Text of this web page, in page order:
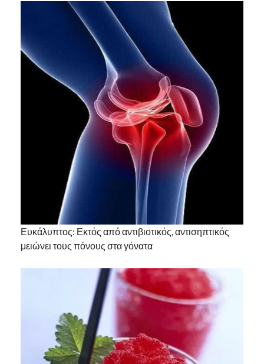
Ευκάλυπτος: Εκτός από αντιβιοτικός, αντισηπτικός
μειώνει τους πόνους στα γόνατα